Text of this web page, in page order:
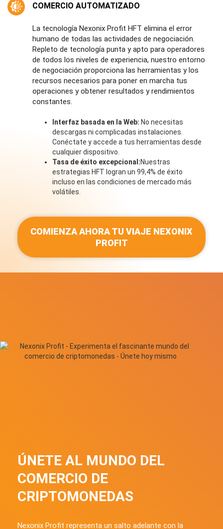
COMERCIO AUTOMATIZADO
La tecnología Nexonix Profit HFT elimina el error
humano de todas las actividades de negociación.
Repleto de tecnología punta y apto para operadores
de todos los niveles de experiencia, nuestro entorno
de negociación proporciona las herramientas y los
recursos necesarios para poner en marcha tus
operaciones y obtener resultados y rendimientos
constantes.
Interfaz basada en la Web: No necesitas
descargas ni complicadas instalaciones.
Conéctate y accede a tus herramientas desde
cualquier dispositivo.
Tasa de éxito excepcional:Nuestras
estrategias HFT logran un 99,4% de éxito
incluso en las condiciones de mercado más
volátiles.
COMIENZA AHORA TU VIAJE NEXONIX
PROFIT
ÚNETE AL MUNDO DEL
COMERCIO DE
CRIPTOMONEDAS
Nexonix Profit representa un salto adelante con la